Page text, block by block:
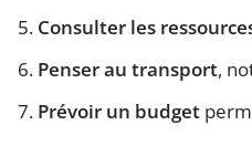
Consulter les
Penser au transport,
Prévoir un budget